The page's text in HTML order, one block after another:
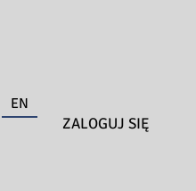
EN
ZALOGUJ SIĘ